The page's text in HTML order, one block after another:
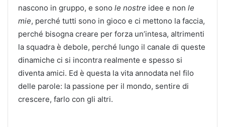
nascono in gruppo, e sono le nostre idee e non le
mie, perché tutti sono in gioco e ci mettono la faccia,
perché bisogna creare per forza un’intesa, altrimenti
la squadra è debole, perché lungo il canale di queste
dinamiche ci si incontra realmente e spesso si
diventa amici. Ed è questa la vita annodata nel filo
delle parole: la passione per il mondo, sentire di
crescere, farlo con gli altri.